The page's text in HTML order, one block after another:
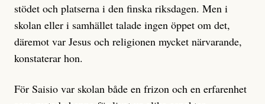
stödet och platserna i den finska riksdagen. Men i
skolan eller i samhället talade ingen öppet om det,
däremot var Jesus och religionen mycket närvarande,
konstaterar hon.
För Saisio var skolan både en frizon och en erfarenhet